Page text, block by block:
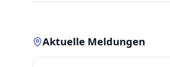
Aktuelle Meldungen